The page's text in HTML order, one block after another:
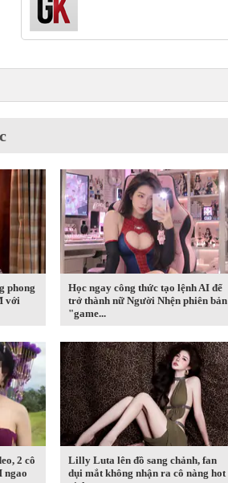
phong
với
Học ngay công thức tạo lệnh AI để
trở thành nữ Người Nhện phiên bản
"game...
2 cô
ngao
Lilly Luta lên đồ sang chảnh, fan
dụi mắt không nhận ra cô nàng hot